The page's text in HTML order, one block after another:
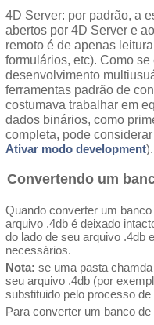
4D Server: por padrão, a
abertos por 4D Server e
remoto é de apenas
formulários, etc). Como
desenvolvimento
ferramentas padrão de
costumava trabalhar em
dados binários, como
completa, pode
Ativar modo development).
Convertendo um
Quando converter um
arquivo .4db é deixado
do lado de seu arquivo .4db
necessários.
Nota: se uma pasta
seu arquivo .4db (por
substituido pelo processo
Para converter um banco